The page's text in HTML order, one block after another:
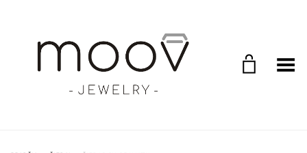
Toggle Menu